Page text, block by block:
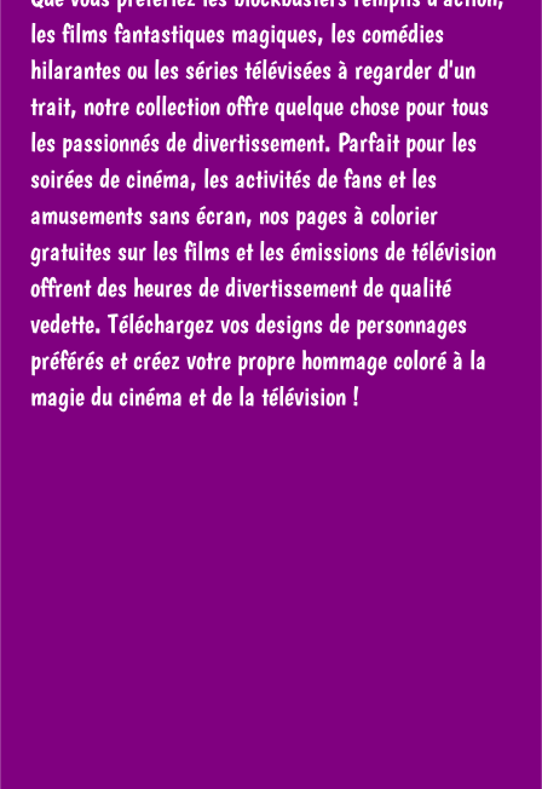
les films fantastiques magiques, les comédies
hilarantes ou les séries télévisées à regarder d'un
trait, notre collection offre quelque chose pour tous
les passionnés de divertissement. Parfait pour les
soirées de cinéma, les activités de fans et les
amusements sans écran, nos pages à colorier
gratuites sur les films et les émissions de télévision
offrent des heures de divertissement de qualité
vedette. Téléchargez vos designs de personnages
préférés et créez votre propre hommage coloré à la
magie du cinéma et de la télévision !